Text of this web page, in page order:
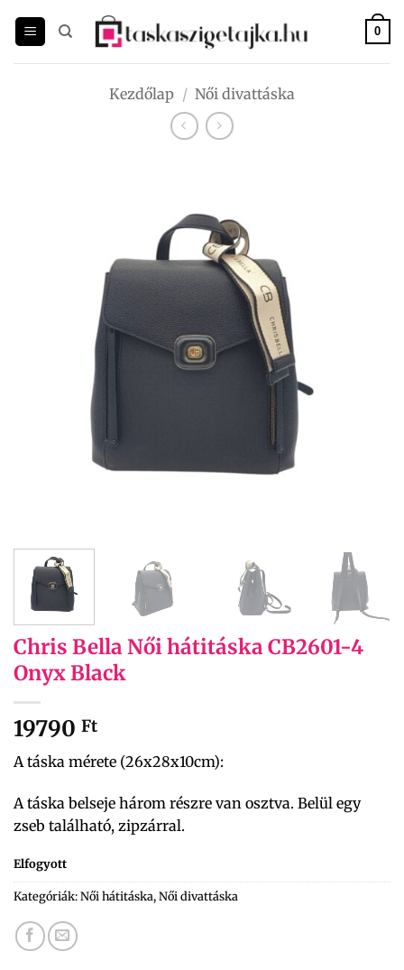
0
Kezdőlap / Női divattáska
Chris Bella Női hátitáska CB2601-4
Onyx Black
19790 Ft
A táska mérete (26x28x10cm):
A táska belseje három részre van osztva. Belül egy
zseb található, zipzárral.
Elfogyott
Kategóriák:Női hátitáska,Női divattáska